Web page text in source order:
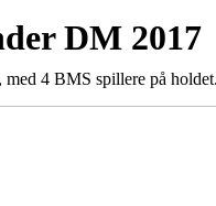
DM 2017
4 BMS spillere på